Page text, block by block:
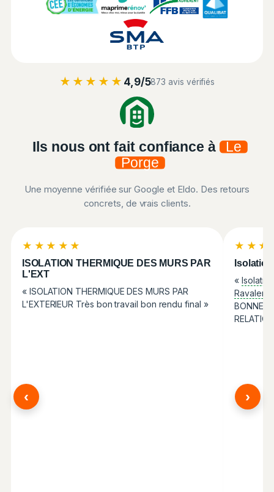
★★★★★ 4,9/5873 avis vérifiés
Ils nous ont fait confiance à
Le
Porge
Une moyenne vérifiée sur Google et Eldo. Des retours
concrets, de vrais clients.
‹ ›
★★★★★
ISOLATION THERMIQUE DES MURS PAR
L'EXT
« ISOLATION THERMIQUE DES MURS PAR
L'EXTERIEUR Très bon travail bon rendu final »
«
BONNE